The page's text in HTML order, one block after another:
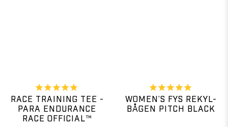
RACE TRAINING TEE -
PARA ENDURANCE
RACE OFFICIAL™
WOMEN’S FYS REKYL-
BÅGEN PITCH BLACK